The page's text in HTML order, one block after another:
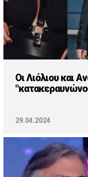
Οι Λιόλιου και
29.04.2024